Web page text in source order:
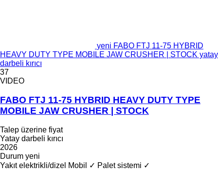
yeni FABO FTJ 11-75 HYBRID
HEAVY DUTY TYPE MOBILE JAW CRUSHER | STOCK yatay
darbeli kırıcı
37
VIDEO
FABO FTJ 11-75 HYBRID HEAVY DUTY TYPE
MOBILE JAW CRUSHER | STOCK
Talep üzerine fiyat
Yatay darbeli kırıcı
2026
Durum yeni
Yakıt elektrikli/dizel Mobil ✓ Palet sistemi ✓